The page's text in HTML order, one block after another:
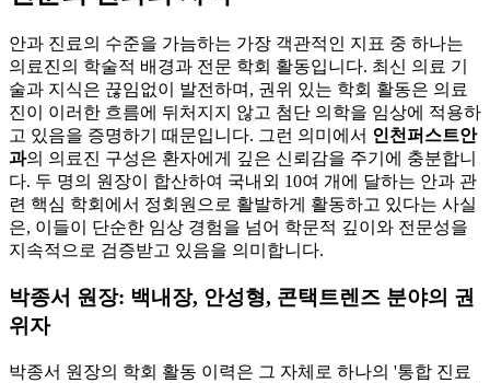
안과 진료의 수준을 가늠하는 가장 객관적인 지표 중 하나는
의료진의 학술적 배경과 전문 학회 활동입니다. 최신 의료 기
술과 지식은 끊임없이 발전하며, 권위 있는 학회 활동은 의료
진이 이러한 흐름에 뒤처지지 않고 첨단 의학을 임상에 적용하
고 있음을 증명하기 때문입니다. 그런 의미에서 인천퍼스트안
과의 의료진 구성은 환자에게 깊은 신뢰감을 주기에 충분합니
다. 두 명의 원장이 합산하여 국내외 10여 개에 달하는 안과 관
련 핵심 학회에서 정회원으로 활발하게 활동하고 있다는 사실
은, 이들이 단순한 임상 경험을 넘어 학문적 깊이와 전문성을
지속적으로 검증받고 있음을 의미합니다.
박종서 원장: 백내장, 안성형, 콘택트렌즈 분야의 권
위자
박종서 원장의 학회 활동 이력은 그 자체로 하나의 '통합 진료